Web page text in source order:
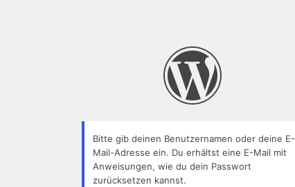
Bitte gib deinen Benutzernamen oder deine E-
Mail-Adresse ein. Du erhältst eine E-Mail mit
Anweisungen, wie du dein Passwort
zurücksetzen kannst.